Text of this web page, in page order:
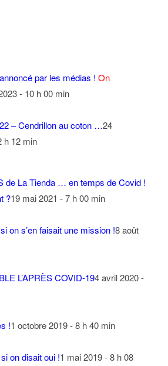
par les médias ! On
- 10 h 00 min
– Cendrillon au coton …24
h 12 min
de La Tienda … en temps de Covid !
?19 mai 2021 - 7 h 00 min
on s’en faisait une mission !8 août
L’APRÈS COVID-194 avril 2020 -
!1 octobre 2019 - 8 h 40 min
on disait oui !1 mai 2019 - 8 h 08